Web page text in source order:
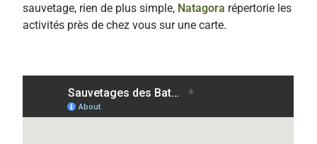
sauvetage, rien de plus simple, Natagora répertorie les
activités près de chez vous sur une carte.